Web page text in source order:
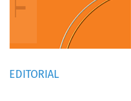
EDITORIAL